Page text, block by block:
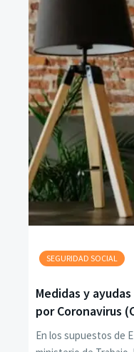
SEGURIDAD SOCIAL
Medidas y
por Coronavirus
En los supuestos de